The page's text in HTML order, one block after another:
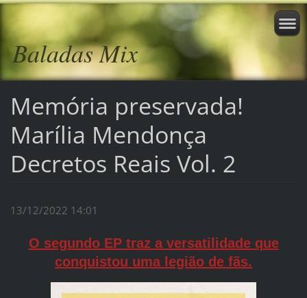
Baladas Mix
Memória preservada!
Marília Mendonça
Decretos Reais Vol. 2
13/12/2022 14:01
O segundo EP traz a versatilidade que
conquistou uma legião de fãs.